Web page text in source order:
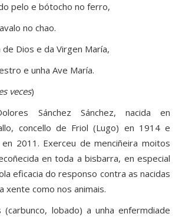
pelo e bótocho no ferro,
no chao.
Dios e da Virgen María,
e unha Ave María.
veces)
Sánchez Sánchez, nacida en
concello de Friol (Lugo) en 1914 e
2011. Exerceu de menciñeira moitos
en toda a bisbarra, en especial
eficacia do responso contra as nacidas
xente como nos animais.
(carbunco, lobado) a unha enfermdiade